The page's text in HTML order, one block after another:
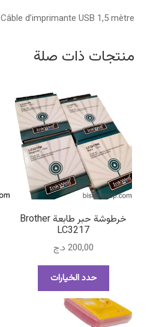
Câble d’imprimante USB 1,5 mètre
منتجات ذات صلة
خرطوشة حبر طابعة Brother
LC3217
200,00 د.ج
حدد الخيارات